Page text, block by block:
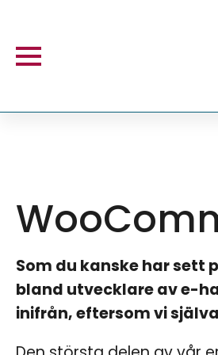
Som du kanske har sett
bland utvecklare av e-
inifrån, eftersom vi